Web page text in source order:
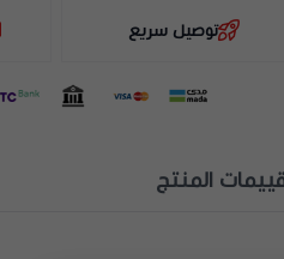
توصيل سريع
المنتج